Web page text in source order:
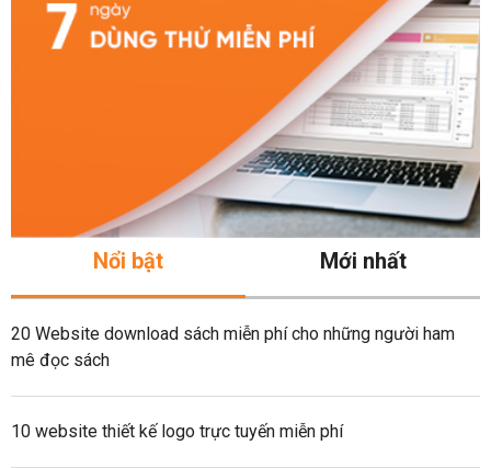
Nổi bật Mới nhất
20 Website download sách miễn phí cho những người ham
mê đọc sách
10 website thiết kế logo trực tuyến miễn phí